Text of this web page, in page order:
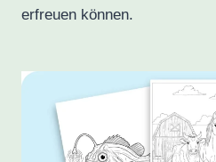
erfreuen können.